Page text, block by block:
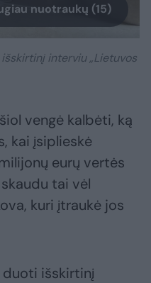
nuotraukų (15)
interviu „Lietuvos
vengė kalbėti, ką
kai įsiplieskė
eurų vertės
tai vėl
kuri įtraukė jos
duoti išskirtinį